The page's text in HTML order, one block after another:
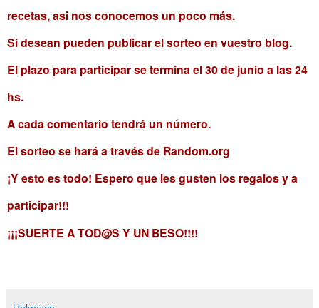
recetas, asi nos conocemos un poco más.
Si desean pueden publicar el sorteo en vuestro blog.
El plazo para participar se termina el 30 de junio a las 24
hs.
A cada comentario tendrá un número.
El sorteo se hará a través de Random.org
¡Y esto es todo! Espero que les gusten los regalos y a
participar!!!
¡¡¡SUERTE A TOD@S Y UN BESO!!!!